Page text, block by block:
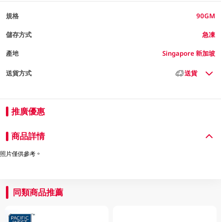
規格 90GM
儲存方式 急凍
產地 Singapore 新加坡
送貨方式 送貨
推廣優惠
商品詳情
照片僅供參考。
同類商品推薦